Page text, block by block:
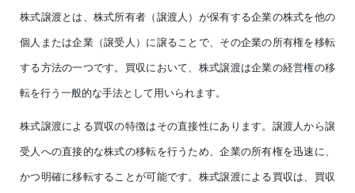
株式譲渡とは、株式所有者（譲渡人）が保有する企業の株式を他の
個人または企業（譲受人）に譲ることで、その企業の所有権を移転
する方法の一つです。買収において、株式譲渡は企業の経営権の移
転を行う一般的な手法として用いられます。
株式譲渡による買収の特徴はその直接性にあります。譲渡人から譲
受人への直接的な株式の移転を行うため、企業の所有権を迅速に、
かつ明確に移転することが可能です。株式譲渡による買収は、買収